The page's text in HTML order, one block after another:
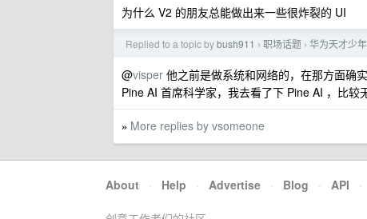
为什么 V2 的朋友总能做出来一些很炸裂的 UI
Replied to a topic bybush911 › 职场话题 › 华为天才少
@visper 他之前是做系统和网络的，在那方面确
Pine AI 首席科学家，我去看了下 Pine AI ，比较
» More replies by vsomeone
About · Help · Advertise · Blog · API ·